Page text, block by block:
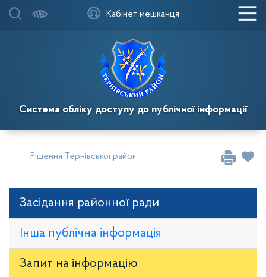
Система обліку доступу до публічної інформації
Кабінет мешканця
Рішення Тернівської районної у місті ради Сесії за 2017
Засідання районної ради
Інша публічна інформація
Запит на iнформацію